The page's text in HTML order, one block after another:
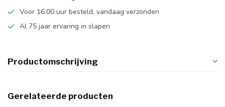
Voor 16:00 uur besteld, vandaag verzonden
Al 75 jaar ervaring in slapen
Productomschrijving
Gerelateerde producten